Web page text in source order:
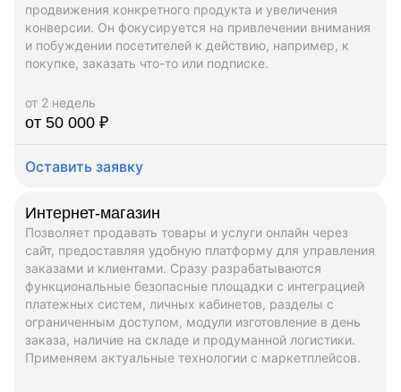
продвижения конкретного продукта и увеличения
конверсии. Он фокусируется на привлечении внимания
и побуждении посетителей к действию, например, к
покупке, заказать что-то или подписке.
от 2 недель
от 50 000 ₽
Оставить заявку
Интернет-магазин
Позволяет продавать товары и услуги онлайн через
сайт, предоставляя удобную платформу для управления
заказами и клиентами. Сразу разрабатываются
функциональные безопасные площадки с интеграцией
платежных систем, личных кабинетов, разделы с
ограниченным доступом, модули изготовление в день
заказа, наличие на складе и продуманной логистики.
Применяем актуальные технологии с маркетплейсов.